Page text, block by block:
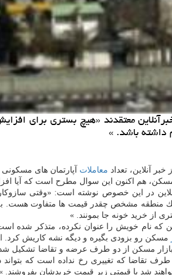
معتقدند «هیچ بستری برای
داشته باشد. »
آنلاین، تعداد معاملات آپارتمان های مسكونی شهر تهران در آذر ماه سال جاری
هم اكنون این سوال مطرح است كه آیا
در این خصوص نوشته است: «وقتی
منطقه مشخص چقدر قیمت ها متفاوت هست. به
از خرید خونه جا بمونند. »
كه نام خویش را عنوان نكرده، متذكر
مسكن رو بزودی بگیره و دیگه نشه كاریش كرد.
مسكن از دو طرف عرضه و تقاضا تشكیل
تقاضا كه تغییری رخ نداده است كه بتواند
شد با قیمتی زیر قیمت خریدشان بفروشند.